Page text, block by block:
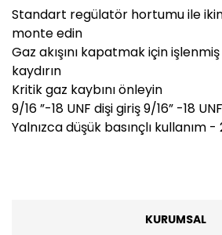
Standart regülatör hortumu ile
monte edin
Gaz akışını kapatmak için
kaydırın
Kritik gaz kaybını önleyin
9/16 ”-18 UNF dişi giriş 9/16” -18 UNF
Yalnızca düşük basınçlı kullanım
KURUMSAL